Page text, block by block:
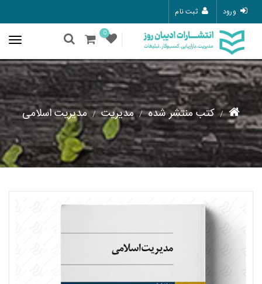
ورود ثبت نام
0
کتب منتشر شده مدیریت مدیریت اسلامی